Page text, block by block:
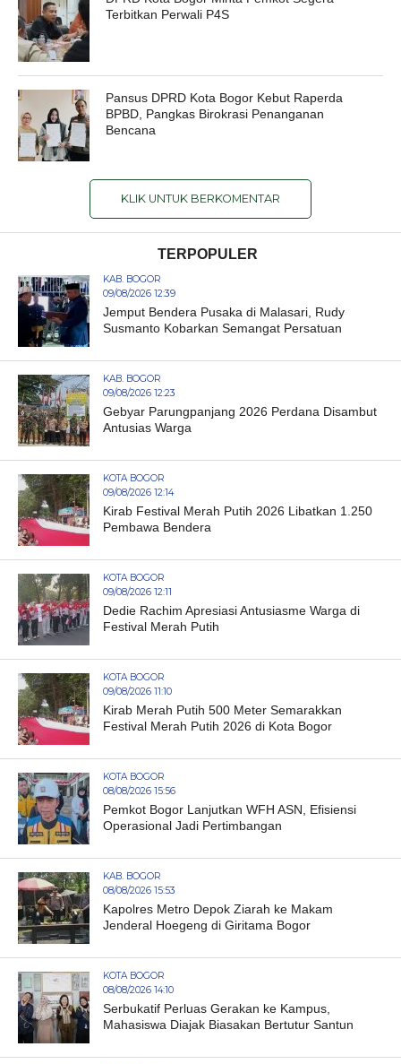
Terbitkan Perwali P4S
Pansus DPRD Kota Bogor Kebut Raperda
BPBD, Pangkas Birokrasi Penanganan
Bencana
KLIK UNTUK BERKOMENTAR
TERPOPULER
KAB. BOGOR
09/08/2026 12:39
Jemput Bendera Pusaka di Malasari, Rudy
Susmanto Kobarkan Semangat Persatuan
KAB. BOGOR
09/08/2026 12:23
Gebyar Parungpanjang 2026 Perdana Disambut
Antusias Warga
KOTA BOGOR
09/08/2026 12:14
Kirab Festival Merah Putih 2026 Libatkan 1.250
Pembawa Bendera
KOTA BOGOR
09/08/2026 12:11
Dedie Rachim Apresiasi Antusiasme Warga di
Festival Merah Putih
KOTA BOGOR
09/08/2026 11:10
Kirab Merah Putih 500 Meter Semarakkan
Festival Merah Putih 2026 di Kota Bogor
KOTA BOGOR
08/08/2026 15:56
Pemkot Bogor Lanjutkan WFH ASN, Efisiensi
Operasional Jadi Pertimbangan
KAB. BOGOR
08/08/2026 15:53
Kapolres Metro Depok Ziarah ke Makam
Jenderal Hoegeng di Giritama Bogor
KOTA BOGOR
08/08/2026 14:10
Serbukatif Perluas Gerakan ke Kampus,
Mahasiswa Diajak Biasakan Bertutur Santun